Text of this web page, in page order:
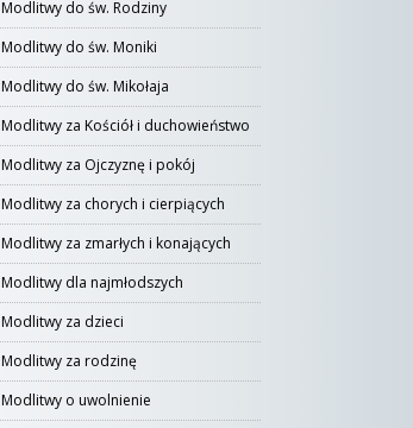
Modlitwy do św. Rodziny
Modlitwy do św. Moniki
Modlitwy do św. Mikołaja
Modlitwy za Kościół i duchowieństwo
Modlitwy za Ojczyznę i pokój
Modlitwy za chorych i cierpiących
Modlitwy za zmarłych i konających
Modlitwy dla najmłodszych
Modlitwy za dzieci
Modlitwy za rodzinę
Modlitwy o uwolnienie